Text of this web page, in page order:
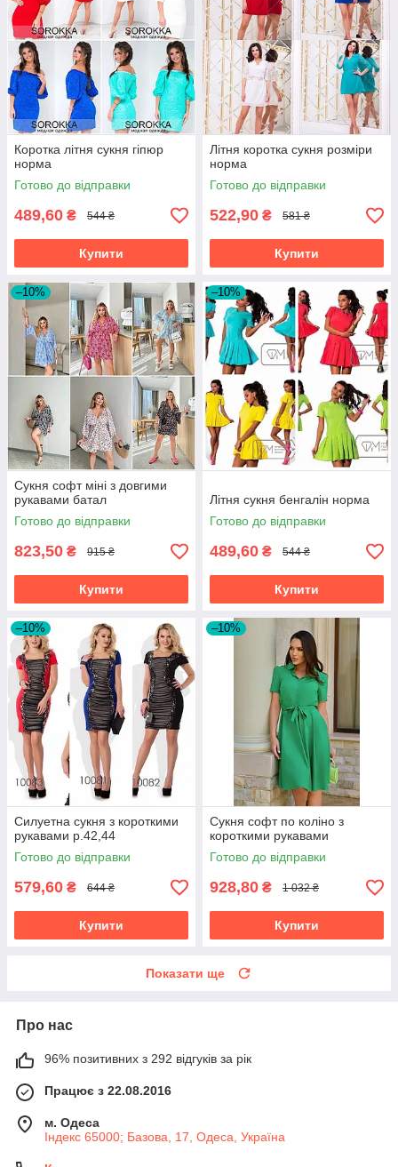
Коротка літня сукня гіпюр
норма
Готово до відправки
489,60 ₴ 544 ₴
Купити
Літня коротка сукня розміри
норма
Готово до відправки
522,90 ₴ 581 ₴
Купити
–10%
Сукня софт міні з довгими
рукавами батал
Готово до відправки
823,50 ₴ 915 ₴
Купити
–10%
Літня сукня бенгалін норма
Готово до відправки
489,60 ₴ 544 ₴
Купити
–10%
Силуетна сукня з короткими
рукавами р.42,44
Готово до відправки
579,60 ₴ 644 ₴
Купити
–10%
Сукня софт по коліно з
короткими рукавами
Готово до відправки
928,80 ₴ 1 032 ₴
Купити
Показати ще
Про нас
96% позитивних з 292 відгуків за рік
Працює з 22.08.2016
м. Одеса
Індекс 65000; Базова, 17, Одеса, Україна